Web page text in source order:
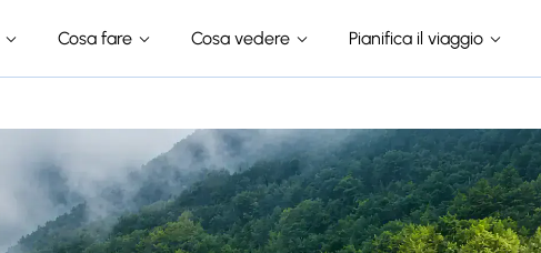
Cosa fare Cosa vedere Pianifica il viaggio